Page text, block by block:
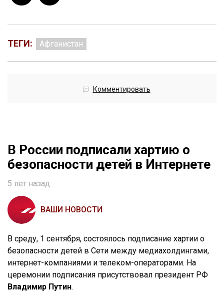
ТЕГИ: Афганистан
Комментировать
В России подписали хартию о
безопасности детей в Интернете
5 лет назад
ВАШИ НОВОСТИ
В среду, 1 сентября, состоялось подписание хартии о
безопасности детей в Сети между медиахолдингами,
интернет-компаниями и телеком-операторами. На
церемонии подписания присутствовал президент РФ
Владимир Путин.